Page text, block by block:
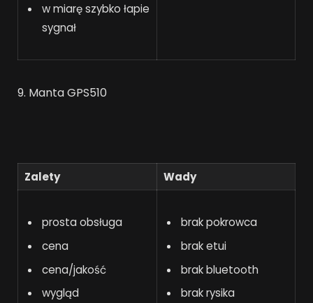
w miarę szybko łapie
sygnał
9. Manta GPS510
Zalety Wady
prosta obsługa
cena
cena/jakość
wygląd
brak pokrowca
brak etui
brak bluetooth
brak rysika